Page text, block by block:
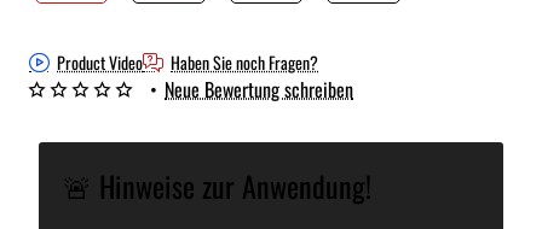
Product Video Haben Sie noch Fragen?
🚨 Hinweise zur Anwendung!
• Neue Bewertung schreiben